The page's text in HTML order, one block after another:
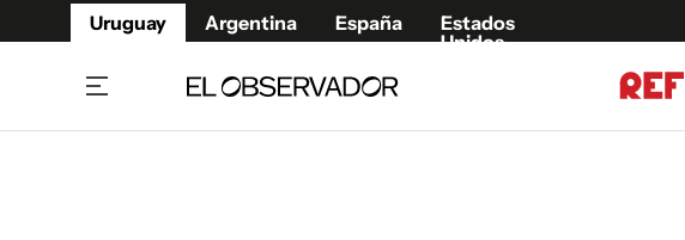
Uruguay Argentina España
Estados
Unidos